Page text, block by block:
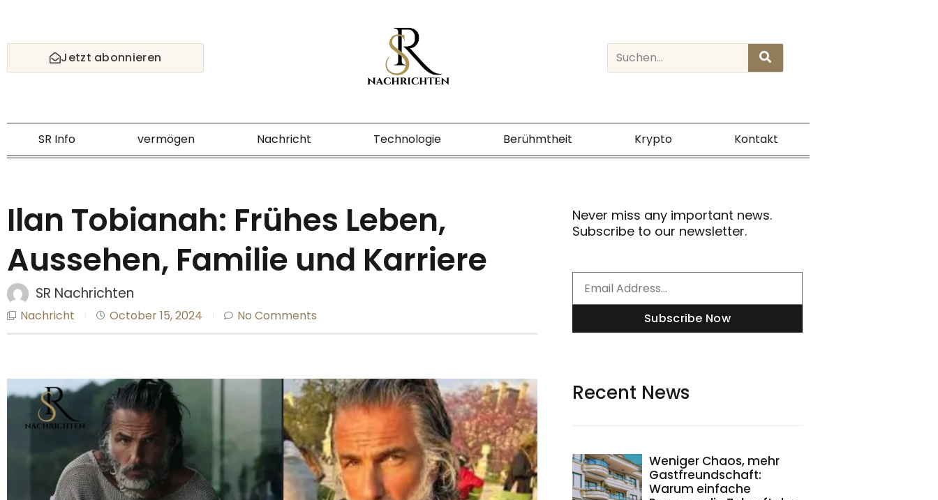
content
Jetzt abonnieren
Search
SR Info vermögen Nachricht Technologie Berühmtheit Krypto Kontakt
Ilan Tobianah: Frühes Leben,
Aussehen, Familie und Karriere
SR Nachrichten
Nachricht October 15, 2024 No Comments
Never miss any important news.
Subscribe to our newsletter.
Subscribe Now
Recent News
Weniger Chaos, mehr
Gastfreundschaft:
Warum einfache